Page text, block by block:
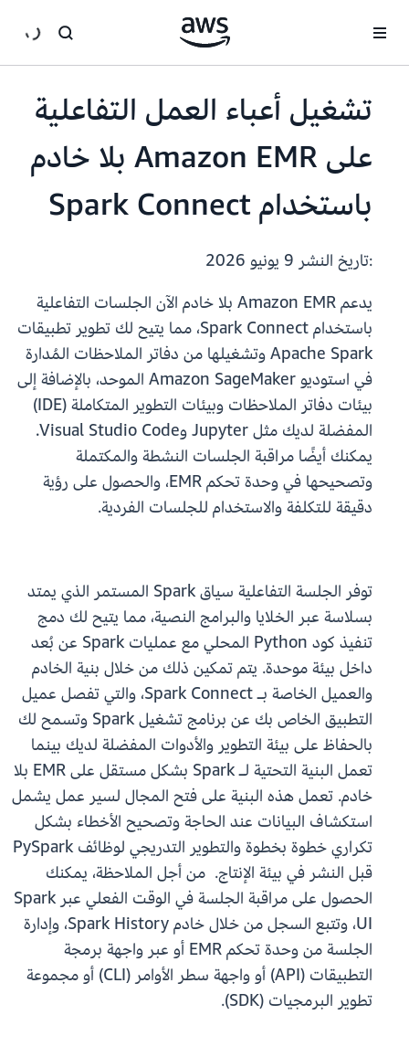
تشغيل أعباء العمل التفاعلية
على Amazon EMR بلا خادم
باستخدام Spark Connect
:تاريخ النشر
يدعم Amazon EMR بلا خادم الآن الجلسات التفاعلية
باستخدام Spark Connect، مما يتيح لك تطوير تطبيقات
Apache Spark وتشغيلها من دفاتر الملاحظات المُدارة
في استوديو Amazon SageMaker الموحد، بالإضافة إلى
بيئات دفاتر الملاحظات وبيئات التطوير المتكاملة (IDE)
المفضلة لديك مثل Jupyter وVisual Studio Code.
يمكنك أيضًا مراقبة الجلسات النشطة والمكتملة
وتصحيحها في وحدة تحكم EMR، والحصول على رؤية
دقيقة للتكلفة والاستخدام للجلسات الفردية.
توفر الجلسة التفاعلية سياق Spark المستمر الذي يمتد
بسلاسة عبر الخلايا والبرامج النصية، مما يتيح لك دمج
تنفيذ كود Python المحلي مع عمليات Spark عن بُعد
داخل بيئة موحدة. يتم تمكين ذلك من خلال بنية الخادم
والعميل الخاصة بـ Spark Connect، والتي تفصل عميل
التطبيق الخاص بك عن برنامج تشغيل Spark وتسمح لك
بالحفاظ على بيئة التطوير والأدوات المفضلة لديك بينما
تعمل البنية التحتية لـ Spark بشكل مستقل على EMR بلا
خادم. تعمل هذه البنية على فتح المجال لسير عمل يشمل
استكشاف البيانات عند الحاجة وتصحيح الأخطاء بشكل
تكراري خطوة بخطوة والتطوير التدريجي لوظائف PySpark
قبل النشر في بيئة الإنتاج. من أجل الملاحظة، يمكنك
الحصول على مراقبة الجلسة في الوقت الفعلي عبر Spark
UI، وتتبع السجل من خلال خادم Spark History، وإدارة
الجلسة من وحدة تحكم EMR أو عبر واجهة برمجة
التطبيقات (API) أو واجهة سطر الأوامر (CLI) أو مجموعة
تطوير البرمجيات (SDK).